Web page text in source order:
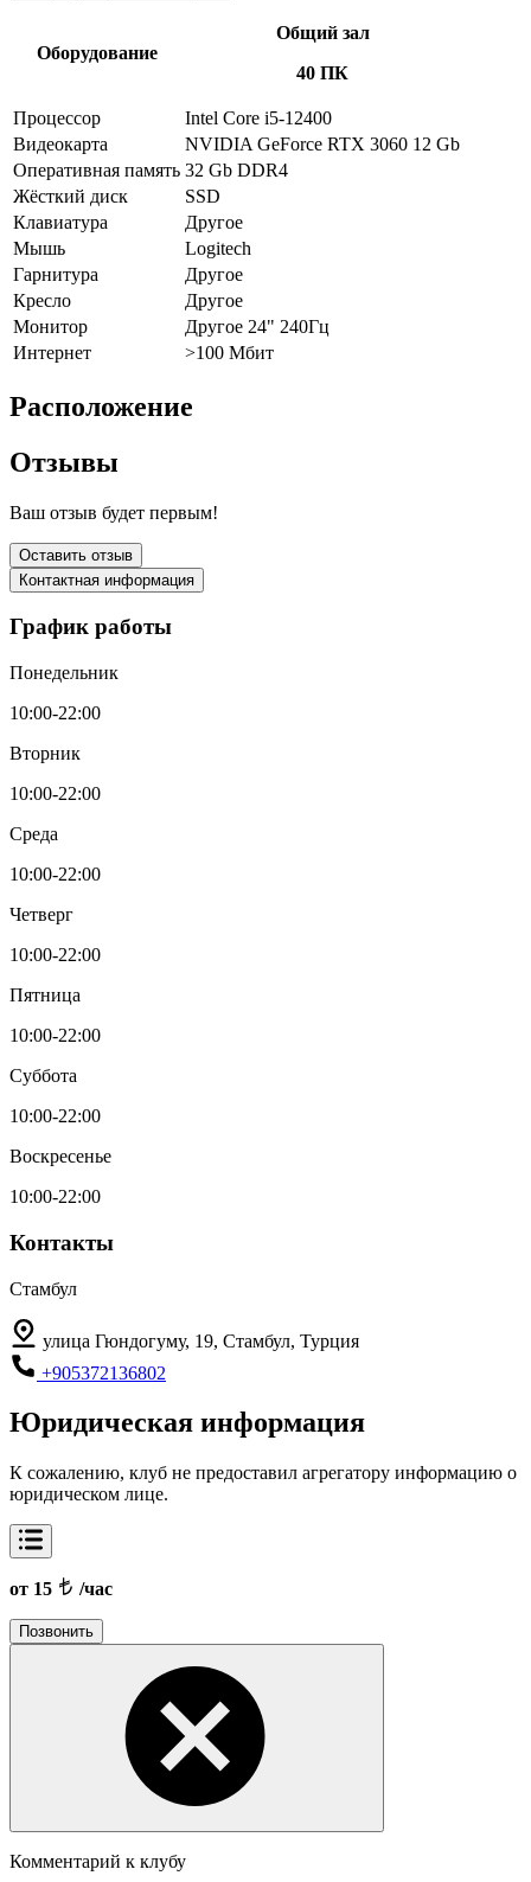
Оборудование
Общий зал
40 ПК
Процессор
Intel Core i5-12400
Видеокарта
NVIDIA GeForce RTX 3060 12 Gb
Оперативная память 32 Gb DDR4
Жёсткий диск
SSD
Клавиатура
Другое
Мышь
Logitech
Гарнитура
Другое
Кресло
Другое
Монитор
Другое 24" 240Гц
Интернет
>100 Мбит
Расположение
Отзывы
Ваш отзыв будет первым!
Оставить отзыв
Контактная информация
График работы
Понедельник
10:00-22:00
Вторник
10:00-22:00
Среда
10:00-22:00
Четверг
10:00-22:00
Пятница
10:00-22:00
Суббота
10:00-22:00
Воскресенье
10:00-22:00
Контакты
Стамбул
улица Гюндогуму, 19, Стамбул, Турция
+905372136802
Юридическая информация
К сожалению, клуб не предоставил агрегатору информацию о
юридическом лице.
от 15 /час
Позвонить
Комментарий к клубу